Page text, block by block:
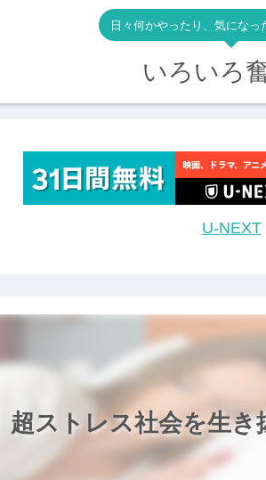
日々何かやったり、気になっ
いろいろ
U-NEXT
ストレス社会を生き